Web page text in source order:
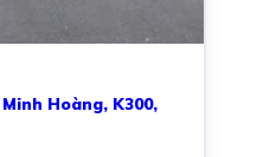
Hoàng, K300,